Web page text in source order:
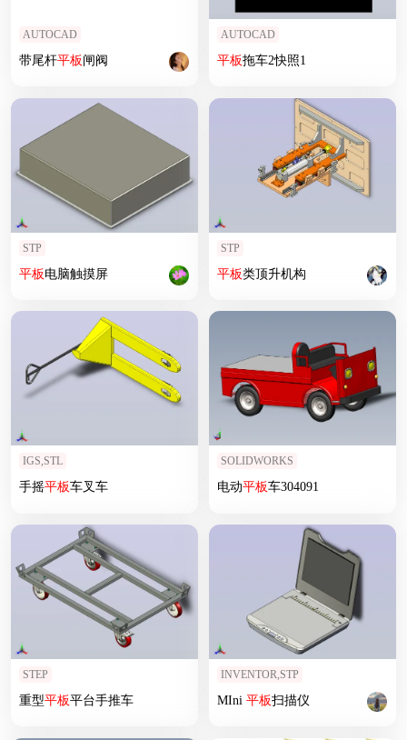
AUTOCAD
带尾杆平板闸阀
AUTOCAD
平板拖车2快照1
STP
平板电脑触摸屏
STP
平板类顶升机构
IGS,STL
手摇平板车叉车
SOLIDWORKS
电动平板车304091
STEP
重型平板平台手推车
INVENTOR,STP
MIni 平板扫描仪